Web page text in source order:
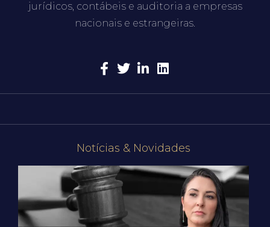
jurídicos, contábeis e auditoria a empresas
nacionais e estrangeiras.
Notícias & Novidades